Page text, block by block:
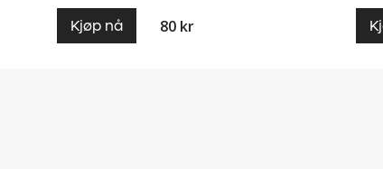
Kjøp nå 80 kr